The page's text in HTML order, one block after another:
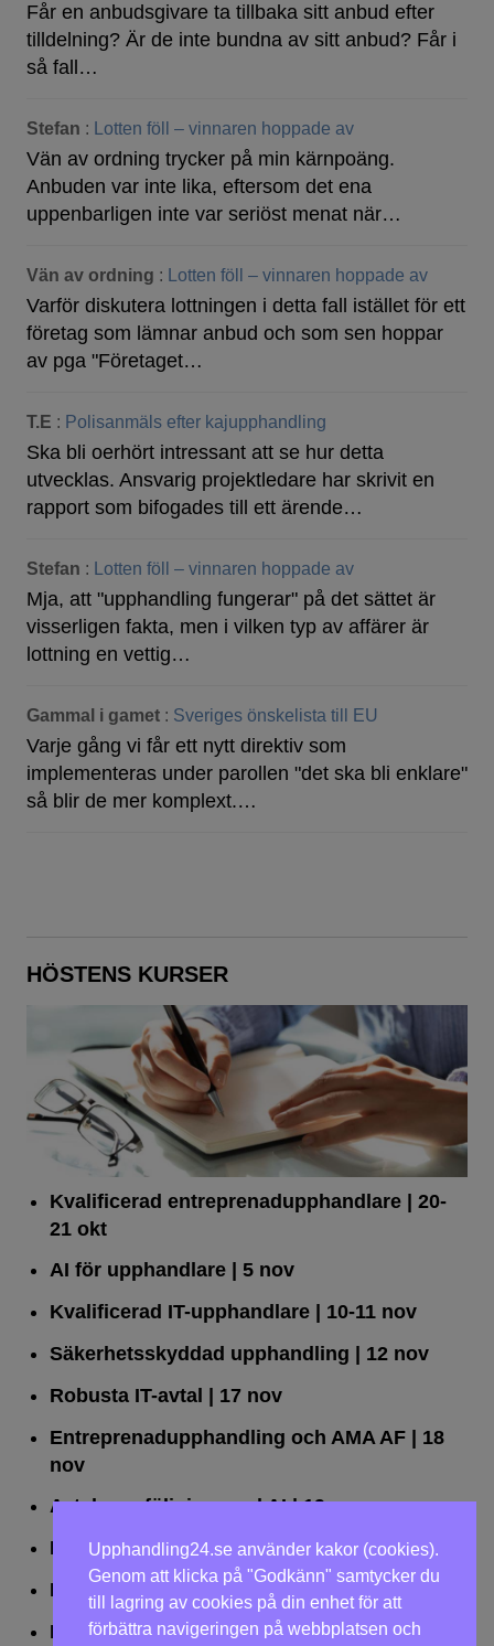
Får en anbudsgivare ta tillbaka sitt anbud efter
tilldelning? Är de inte bundna av sitt anbud? Får i
så fall…
Stefan : Lotten föll – vinnaren hoppade av
Vän av ordning trycker på min kärnpoäng.
Anbuden var inte lika, eftersom det ena
uppenbarligen inte var seriöst menat när…
Vän av ordning : Lotten föll – vinnaren hoppade av
Varför diskutera lottningen i detta fall istället för ett
företag som lämnar anbud och som sen hoppar
av pga "Företaget…
T.E : Polisanmäls efter kajupphandling
Ska bli oerhört intressant att se hur detta
utvecklas. Ansvarig projektledare har skrivit en
rapport som bifogades till ett ärende…
Stefan : Lotten föll – vinnaren hoppade av
Mja, att "upphandling fungerar" på det sättet är
visserligen fakta, men i vilken typ av affärer är
lottning en vettig…
Gammal i gamet : Sveriges önskelista till EU
Varje gång vi får ett nytt direktiv som
implementeras under parollen "det ska bli enklare"
så blir de mer komplext.…
HÖSTENS KURSER
Kvalificerad entreprenad­upphandlare | 20-
21 okt
AI för upphandlare| 5 nov
Kvalificerad IT-upphandlare| 10-11 nov
Säkerhetsskyddad upphandling | 12 nov
Robusta IT-avtal | 17 nov
Entreprenadupphandling och AMA AF| 18
nov
Avtalsuppföljning med AI| 19 nov
Leda upphandlingar effektivt| 25 nov
Dialogförfaranden | 26 nov
LOU på två dagar| 2-3 dec
Upphandling24.se använder kakor (cookies).
Genom att klicka på "Godkänn" samtycker du
till lagring av cookies på din enhet för att
förbättra navigeringen på webbplatsen och